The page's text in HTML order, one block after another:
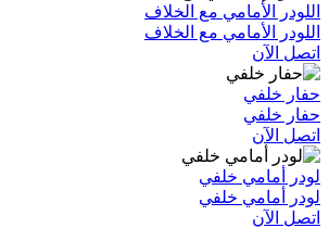
اللودر الأمامي مع الخلاف
اللودر الأمامي مع الخلاف
اتصل الآن
حفار خلفي
حفار خلفي
اتصل الآن
لودر أمامي خلفي
لودر أمامي خلفي
اتصل الآن